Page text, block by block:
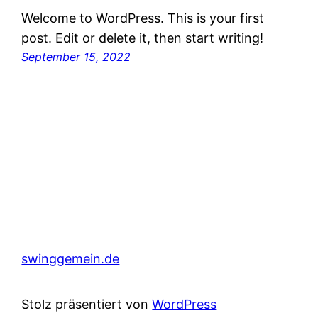
Welcome to WordPress. This is your first
post. Edit or delete it, then start writing!
September 15, 2022
swinggemein.de
Stolz präsentiert vonWordPress